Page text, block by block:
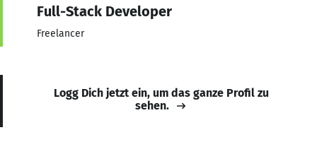
Full-Stack Developer
Freelancer
Logg Dich jetzt ein, um das ganze Profil zu
sehen.